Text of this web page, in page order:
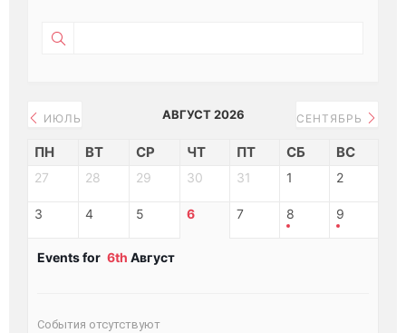
ИЮЛЬ АВГУСТ 2026 СЕНТЯБРЬ
ПН ВТ СР ЧТ ПТ СБ ВС
27 28 29 30 31 1 2
3 4 5 6 7 8 9
Events for 6th Август
События отсутствуют